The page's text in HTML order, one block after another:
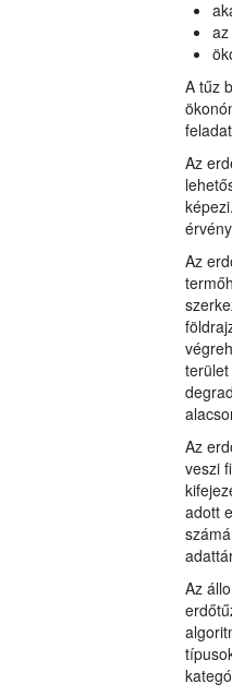
A tűz
Az
Az
Az
veszi
adott
Az